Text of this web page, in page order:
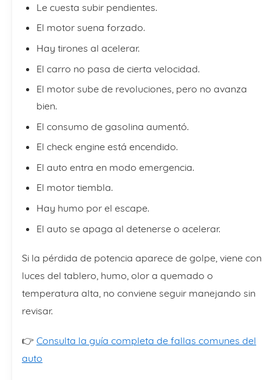
Le cuesta subir pendientes.
El motor suena forzado.
Hay tirones al acelerar.
El carro no pasa de cierta velocidad.
El motor sube de revoluciones, pero no avanza
bien.
El consumo de gasolina aumentó.
El check engine está encendido.
El auto entra en modo emergencia.
El motor tiembla.
Hay humo por el escape.
El auto se apaga al detenerse o acelerar.
Si la pérdida de potencia aparece de golpe, viene con
luces del tablero, humo, olor a quemado o
temperatura alta, no conviene seguir manejando sin
revisar.
👉 Consulta la guía completa de fallas comunes del
auto